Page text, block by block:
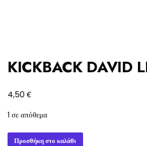
KICKBACK DAVID
4,50€
1 σε απόθεμα
KICKBACK
Προσθήκη στο καλάθι